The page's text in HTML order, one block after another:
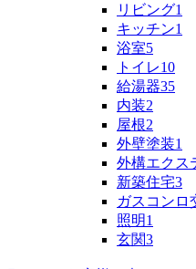
リビング1
キッチン1
浴室5
トイレ10
給湯器35
内装2
屋根2
外壁塗装1
外構エクス
新築住宅3
ガスコンロ
照明1
玄関3